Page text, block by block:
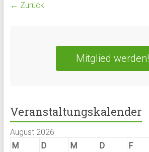
← Zurück
Mitglied werden!
Veranstaltungskalender
August 2026
M
D M D F